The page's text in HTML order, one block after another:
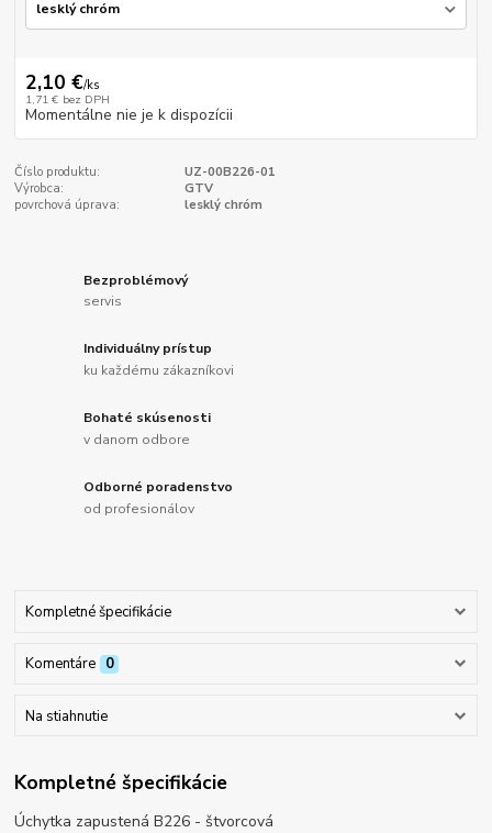
2,10 €/ks
1,71 € bez DPH
Momentálne nie je k dispozícii
Číslo produktu:
UZ-00B226-01
Výrobca:
GTV
povrchová úprava:
lesklý chróm
Bezproblémový
servis
Individuálny prístup
ku každému zákazníkovi
Bohaté skúsenosti
v danom odbore
Odborné poradenstvo
od profesionálov
Kompletné špecifikácie
Komentáre 0
Na stiahnutie
Kompletné špecifikácie
Úchytka zapustená B226 - štvorcová